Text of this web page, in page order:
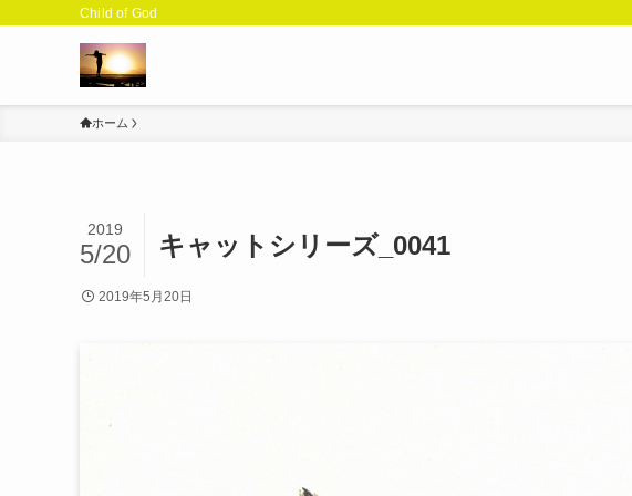
Child of God
ホーム
キャットシリーズ_0041
2019
5/20
2019年5月20日